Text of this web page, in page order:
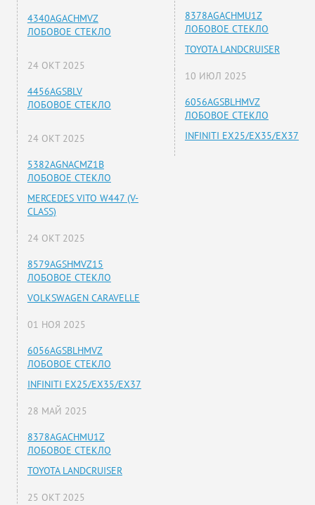
4340AGACHMVZ
ЛОБОВОЕ СТЕКЛО
24 ОКТ 2025
4456AGSBLV
ЛОБОВОЕ СТЕКЛО
24 ОКТ 2025
5382AGNACMZ1B
ЛОБОВОЕ СТЕКЛО
MERCEDES VITO W447 (V-
CLASS)
24 ОКТ 2025
8579AGSHMVZ15
ЛОБОВОЕ СТЕКЛО
VOLKSWAGEN CARAVELLE
01 НОЯ 2025
6056AGSBLHMVZ
ЛОБОВОЕ СТЕКЛО
INFINITI EX25/EX35/EX37
28 МАЙ 2025
8378AGACHMU1Z
ЛОБОВОЕ СТЕКЛО
TOYOTA LANDCRUISER
25 ОКТ 2025
8378AGACHMU1Z
ЛОБОВОЕ СТЕКЛО
TOYOTA LANDCRUISER
10 ИЮЛ 2025
6056AGSBLHMVZ
ЛОБОВОЕ СТЕКЛО
INFINITI EX25/EX35/EX37